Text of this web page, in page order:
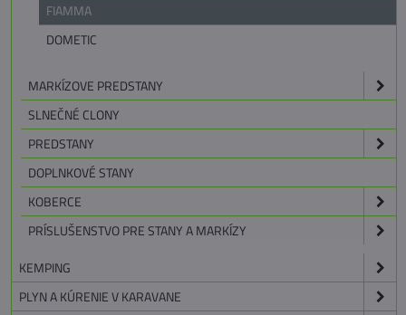
FIAMMA
DOMETIC
MARKÍZOVE PREDSTANY
SLNEČNÉ CLONY
PREDSTANY
DOPLNKOVÉ STANY
KOBERCE
PRÍSLUŠENSTVO PRE STANY A MARKÍZY
KEMPING
PLYN A KÚRENIE V KARAVANE